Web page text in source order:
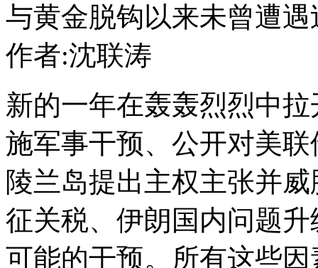
与黄金脱钩以来未曾遭
作者:沈联涛
新的一年在轰轰烈烈中
施军事干预、公开对美
陵兰岛提出主权主张并
征关税、伊朗国内问题
可能的干预。所有这些